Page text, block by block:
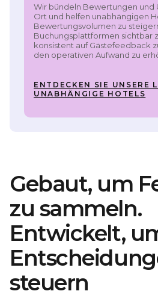
Wir bündeln Bewertungen und
Ort und helfen unabhängigen
Bewertungsvolumen zu
Buchungsplattformen sichtbar
konsistent auf Gästefeedback
den operativen Aufwand zu
ENTDECKEN SIE UNSERE
UNABHÄNGIGE HOTELS
Gebaut, um
zu sammeln.
Entwickelt,
steuern